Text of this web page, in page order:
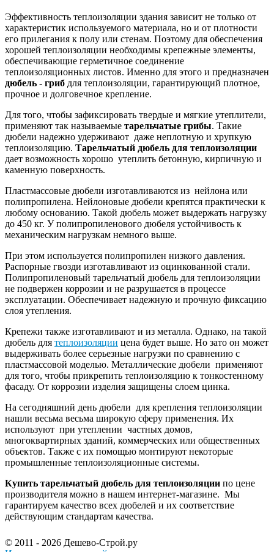
Эффективность теплоизоляции здания зависит не только от
характеристик используемого материала, но и от плотности
его прилегания к полу или стенам. Поэтому для обеспечения
хорошей теплоизоляции необходимы крепежные элементы,
обеспечивающие герметичное соединение
теплоизоляционных листов. Именно для этого и предназначен
дюбель - гриб для теплоизоляции, гарантирующий плотное,
прочное и долговечное крепление.
Для того, чтобы зафиксировать твердые и мягкие утеплители,
применяют так называемые тарельчатые грибы. Такие
дюбели надежно удерживают даже неплотную и хрупкую
теплоизоляцию. Тарельчатый дюбель для теплоизоляции
дает возможность хорошо утеплить бетонную, кирпичную и
каменную поверхность.
Пластмассовые дюбели изготавливаются из нейлона или
полипропилена. Нейлоновые дюбели крепятся практически к
любому основанию. Такой дюбель может выдержать нагрузку
до 450 кг. У полипропиленового дюбеля устойчивость к
механическим нагрузкам немного выше.
При этом используется полипропилен низкого давления.
Распорные гвозди изготавливают из оцинкованной стали.
Полипропиленовый тарельчатый дюбель для теплоизоляции
не подвержен коррозии и не разрушается в процессе
эксплуатации. Обеспечивает надежную и прочную фиксацию
слоя утепления.
Крепежи также изготавливают и из металла. Однако, на такой
дюбель для теплоизоляции цена будет выше. Но зато он может
выдерживать более серьезные нагрузки по сравнению с
пластмассовой моделью. Металлические дюбели применяют
для того, чтобы прикрепить теплоизоляцию к тонкостенному
фасаду. От коррозии изделия защищены слоем цинка.
На сегодняшний день дюбели для крепления теплоизоляции
нашли весьма весьма широкую сферу применения. Их
используют при утеплении частных домов,
многоквартирных зданий, коммерческих или общественных
объектов. Также с их помощью монтируют некоторые
промышленные теплоизоляционные системы.
Купить тарельчатый дюбель для теплоизоляции по цене
производителя можно в нашем интернет-магазине. Мы
гарантируем качество всех дюбелей и их соответствие
действующим стандартам качества.
© 2011 - 2026 Дешево-Строй.ру